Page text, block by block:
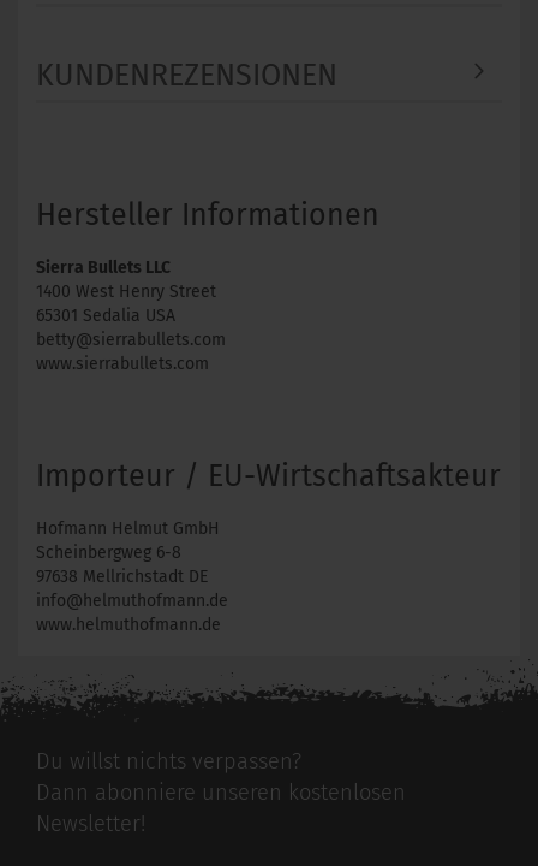
KUNDENREZENSIONEN
Hersteller Informationen
Sierra Bullets LLC
1400 West Henry Street
65301 Sedalia USA
betty@sierrabullets.com
www.sierrabullets.com
Importeur / EU-Wirtschaftsakteur
Hofmann Helmut GmbH
Scheinbergweg 6-8
97638 Mellrichstadt DE
info@helmuthofmann.de
www.helmuthofmann.de
Du willst nichts verpassen?
Dann abonniere unseren kostenlosen
Newsletter!